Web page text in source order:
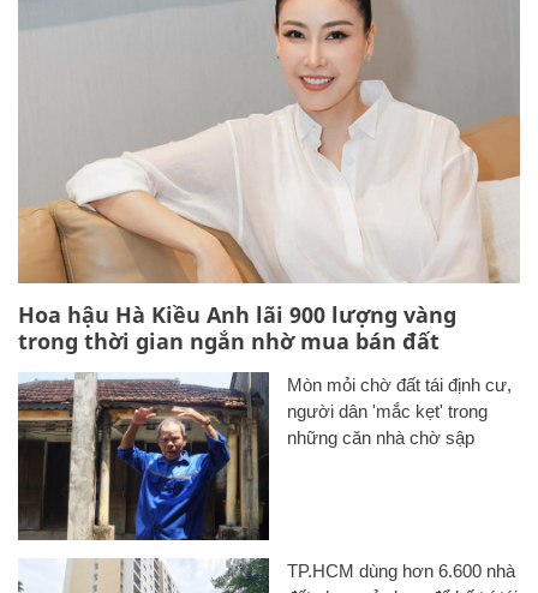
Hoa hậu Hà Kiều Anh lãi 900 lượng vàng
trong thời gian ngắn nhờ mua bán đất
Mòn mỏi chờ đất tái định cư,
người dân 'mắc kẹt' trong
những căn nhà chờ sập
TP.HCM dùng hơn 6.600 nhà